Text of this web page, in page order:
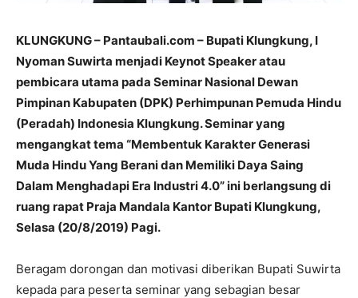
KLUNGKUNG – Pantaubali.com – Bupati Klungkung, I
Nyoman Suwirta menjadi Keynot Speaker atau
pembicara utama pada Seminar Nasional Dewan
Pimpinan Kabupaten (DPK) Perhimpunan Pemuda Hindu
(Peradah) Indonesia Klungkung. Seminar yang
mengangkat tema “Membentuk Karakter Generasi
Muda Hindu Yang Berani dan Memiliki Daya Saing
Dalam Menghadapi Era Industri 4.0” ini berlangsung di
ruang rapat Praja Mandala Kantor Bupati Klungkung,
Selasa (20/8/2019) Pagi.
Beragam dorongan dan motivasi diberikan Bupati Suwirta
kepada para peserta seminar yang sebagian besar